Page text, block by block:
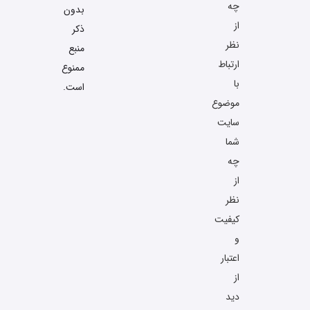
چه
از
نظر
ارتباط
با
موضوع
سایت
شما
چه
از
نظر
کیفیت
و
اعتبار
از
دید
بدون
ذکر
منبع
ممنوع
است.